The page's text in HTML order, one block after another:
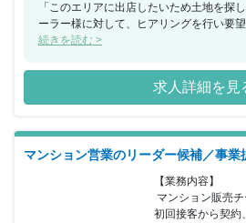
「このエリアに出店したいため土地を探
ーラー様に対して、ヒアリングを行い要
得、契約業務の遂行が重要となります。
ります。
続きを読む >
求人詳細を見
マンション営業のリーダー候補／事
【業務内容】
初回接客から契約